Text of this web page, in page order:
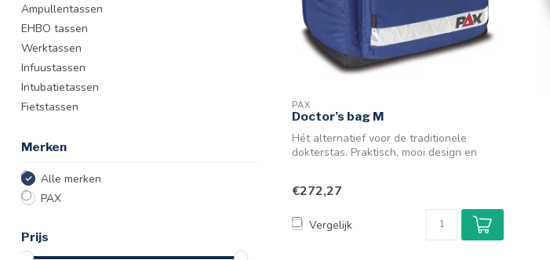
Ampullentassen
EHBO tassen
Werktassen
Infuustassen
Intubatietassen
Fietstassen
Merken
Alle merken
PAX
Prijs
PAX
Doctor’s bag M
Hét alternatief voor de traditionele
dokterstas. Praktisch, mooi design en
€272,27
Vergelijk